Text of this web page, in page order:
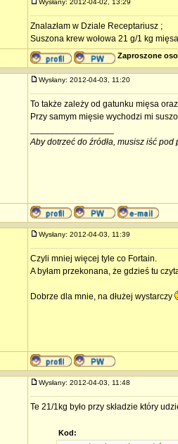
Wysłany: 2012-04-02, 13:29
Znalazłam w Dziale Receptariusz ;
Suszona krew wołowa 21 g/1 kg mięsa
Zaproszone
Wysłany: 2012-04-03, 11:20
To także zależy od gatunku mięsa
Przy samym mięsie wychodzi mi
Aby dotrzeć do źródła, musisz iść pod
Wysłany: 2012-04-03, 11:39
Czyli mniej więcej tyle co Fortain.
A byłam przekonana, że gdzieś tu
Dobrze dla mnie, na dłużej wystarczy
Wysłany: 2012-04-03, 11:48
Te 21/1kg było przy składzie który
Kod: